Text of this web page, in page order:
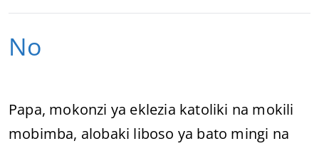
No
Papa, mokonzi ya eklezia katoliki na mokili
mobimba, alobaki liboso ya bato mingi na